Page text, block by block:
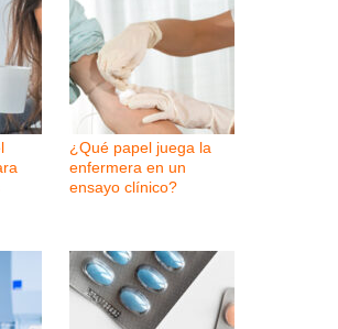
¿Qué papel juega la
enfermera en un
ensayo clínico?